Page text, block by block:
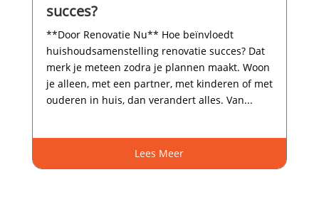
succes?
**Door Renovatie Nu** Hoe beïnvloedt
huishoudsamenstelling renovatie succes? Dat
merk je meteen zodra je plannen maakt.​ Woon
je alleen, met een partner, met kinderen of met
ouderen in huis, dan verandert alles.​ Van...
Lees Meer